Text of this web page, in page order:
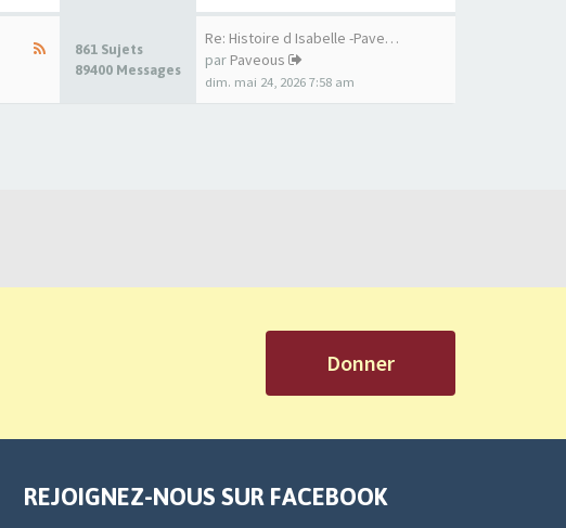
861 Sujets
89400 Messages
Re: Histoire d Isabelle -Pave…
par Paveous
dim. mai 24, 2026 7:58 am
Donner
REJOIGNEZ-NOUS SUR FACEBOOK